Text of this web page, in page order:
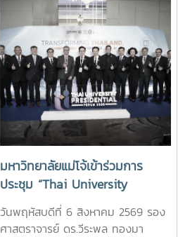
มหาวิทยาลัยแม่โจ้เข้าร่วมการ
ประชุม “Thai University
Presidential Forum 2026
วันพฤหัสบดีที่ 6 สิงหาคม 2569 รอง
ศาสตราจารย์ ดร.วีระพล ทองมา